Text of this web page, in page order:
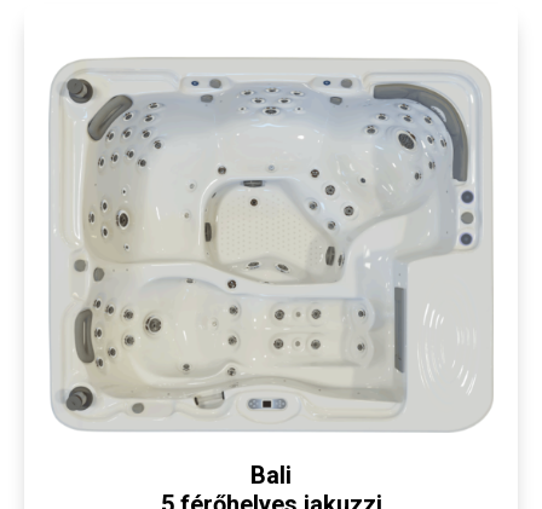
Bali